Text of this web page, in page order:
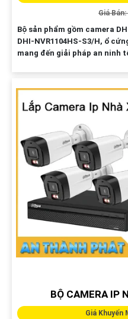
Giá
Bộ sản phẩm gồm camera
DHI-NVR1104HS-S3/H, ổ
mang đến giải pháp an ninh
BỘ CAMERA IP
Giá Khuyến